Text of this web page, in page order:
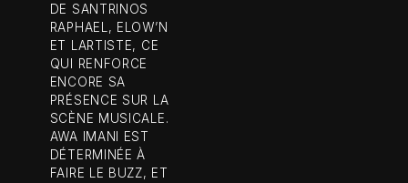
DE SANTRINOS
RAPHAEL, ELOW’N
ET LARTISTE, CE
QUI RENFORCE
ENCORE SA
PRÉSENCE SUR LA
SCÈNE MUSICALE.
AWA IMANI EST
DÉTERMINÉE À
FAIRE LE BUZZ, ET